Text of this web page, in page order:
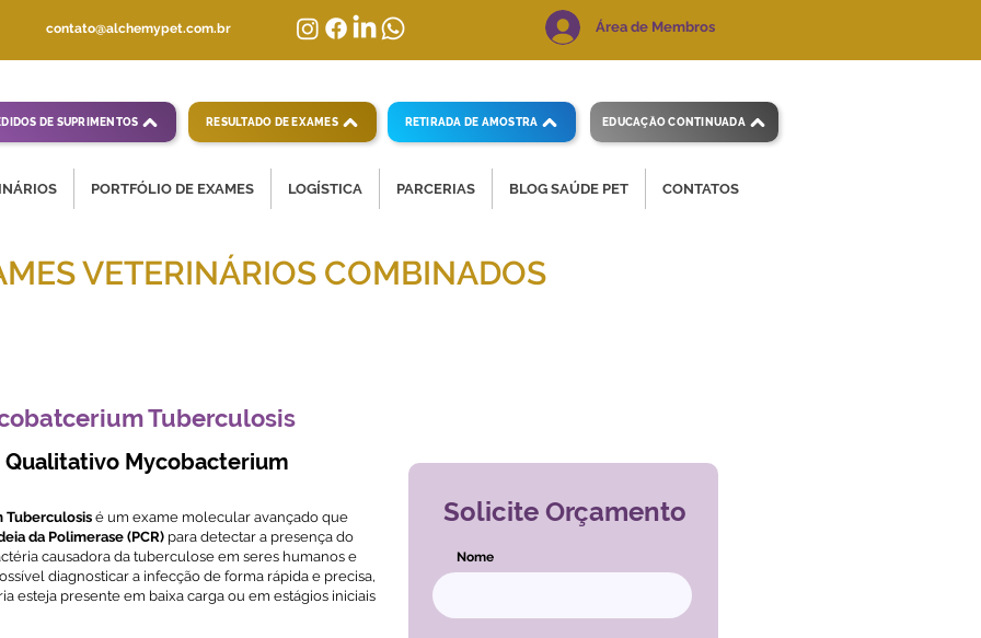
contato@alchemypet.com.br Área de Membros
DE SUPRIMENTOS RESULTADO DE EXAMES RETIRADA DE AMOSTRA EDUCAÇÃO CONTINUADA
PORTFÓLIO DE EXAMES LOGÍSTICA PARCERIAS BLOG SAÚDE PET CONTATOS
VETERINÁRIOS COMBINADOS
Tuberculosis
Qualitativo Mycobacterium
Tuberculosis é um exame molecular avançado que
da Polimerase (PCR) para detectar a presença do
causadora da tuberculose em seres humanos e
diagnosticar a infecção de forma rápida e precisa,
esteja presente em baixa carga ou em estágios iniciais
Solicite Orçamento
Nome